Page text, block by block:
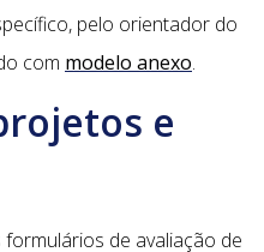
pelo orientador do
com modelo anexo.
e
de avaliação de